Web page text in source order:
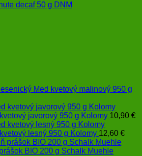
decaf 50 g DNM
Med kvetový malinový 950 g
javorový 950 g Kolomy 10,90 €
lesný 950 g Kolomy 12,60 €
BIO 200 g Schalk Muehle